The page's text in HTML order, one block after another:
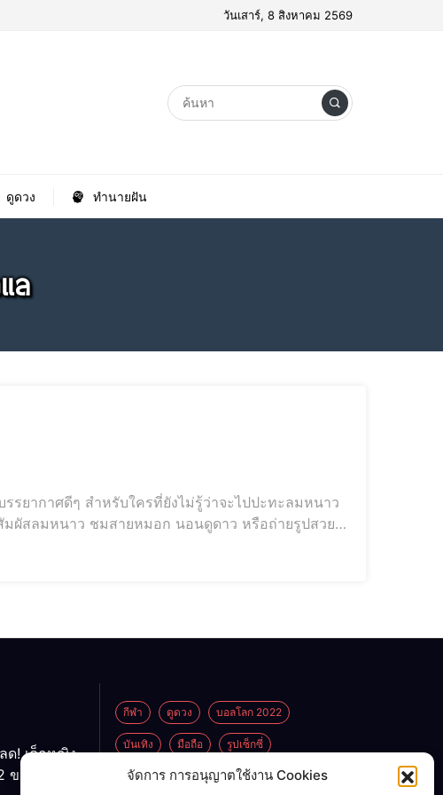
จัดการ การอนุญาตใช้งาน Cookies
วันเสาร์, 8 สิงหาคม 2569
ดูดวง ทำนายฝัน
ล
รยากาศดีๆ สำหรับใครที่ยังไม่รู้ว่าจะไปปะทะลมหนาว
ผัสลมหนาว ชมสายหมอก นอนดูดาว หรือถ่ายรูปสวยๆ
ด! เด็กหญิง
ขวบ ถูกพ่อ
กีฬา ดูดวง บอลโลก 2022
บันเทิง มือถือ รูปเซ็กซี่
ไลฟ์สไตล์